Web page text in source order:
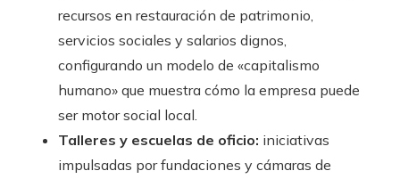
recursos en restauración de patrimonio,
servicios sociales y salarios dignos,
configurando un modelo de «capitalismo
humano» que muestra cómo la empresa puede
ser motor social local.
Talleres y escuelas de oficio: iniciativas
impulsadas por fundaciones y cámaras de